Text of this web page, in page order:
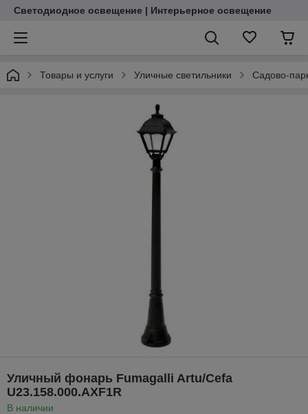
Светодиодное освещение | Интерьерное освещение
Товары и услуги Уличные светильники Садово-
Уличный фонарь Fumagalli Artu/Cefa
U23.158.000.AXF1R
В наличии